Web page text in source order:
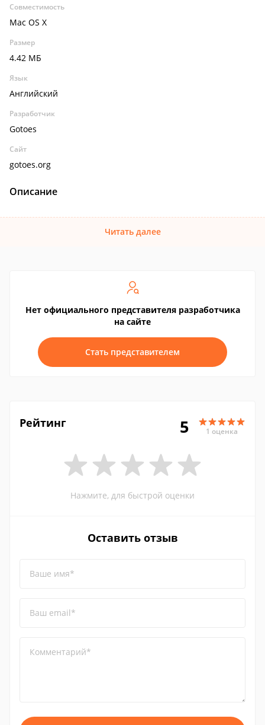
Совместимость
Mac OS X
Размер
4.42 МБ
Язык
Английский
Разработчик
Gotoes
Сайт
gotoes.org
Описание
Читать далее
Нет официального представителя разработчика
на сайте
Стать представителем
Рейтинг 5 1 оценка
Нажмите, для быстрой оценки
Оставить отзыв
Ваше имя*
Ваш email*
Комментарий*